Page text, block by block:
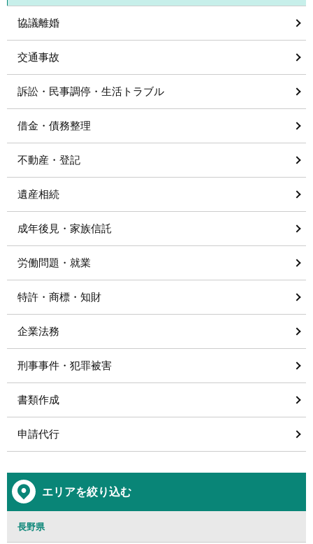
協議離婚
交通事故
訴訟・民事調停・生活トラブル
借金・債務整理
不動産・登記
遺産相続
成年後見・家族信託
労働問題・就業
特許・商標・知財
企業法務
刑事事件・犯罪被害
書類作成
申請代行
エリアを絞り込む
長野県